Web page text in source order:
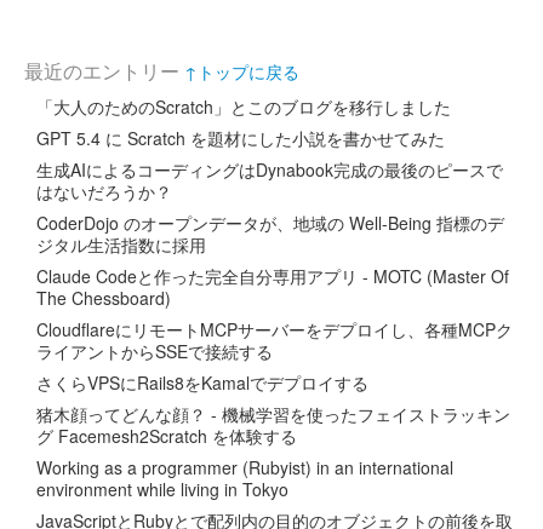
最近のエントリー ↑トップに戻る
「大人のためのScratch」とこのブログを移行しました
GPT 5.4 に Scratch を題材にした小説を書かせてみた
生成AIによるコーディングはDynabook完成の最後のピースで
はないだろうか？
CoderDojo のオープンデータが、地域の Well-Being 指標のデ
ジタル生活指数に採用
Claude Codeと作った完全自分専用アプリ - MOTC (Master Of
The Chessboard)
CloudflareにリモートMCPサーバーをデプロイし、各種MCPク
ライアントからSSEで接続する
さくらVPSにRails8をKamalでデプロイする
猪木顔ってどんな顔？ - 機械学習を使ったフェイストラッキン
グ Facemesh2Scratch を体験する
Working as a programmer (Rubyist) in an international
environment while living in Tokyo
JavaScriptとRubyとで配列内の目的のオブジェクトの前後を取